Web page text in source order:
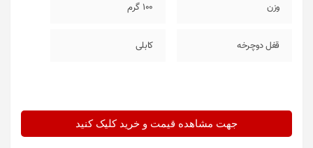
وزن 100 گرم
قفل دوچرخه کابلی
جهت مشاهده قیمت و خرید کلیک کنید